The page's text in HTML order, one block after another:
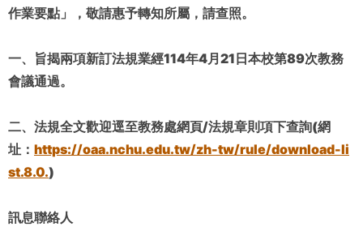
作業要點」，敬請惠予轉知所屬，請查照。
一、旨揭兩項新訂法規業經114年4月21日本校第89次教務
會議通過。
二、法規全文歡迎逕至教務處網頁/法規章則項下查詢(網
址： https://oaa.nchu.edu.tw/zh-tw/rule/download-li
st.8.0.)
訊息聯絡人